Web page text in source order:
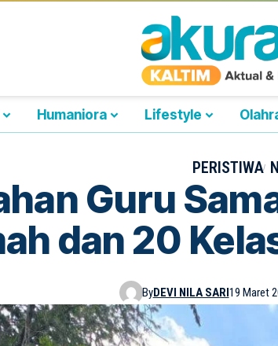
Humaniora Lifestyle
PERISTIWA
Guru
dan 20
ByDEVI NILA SARI19 Maret